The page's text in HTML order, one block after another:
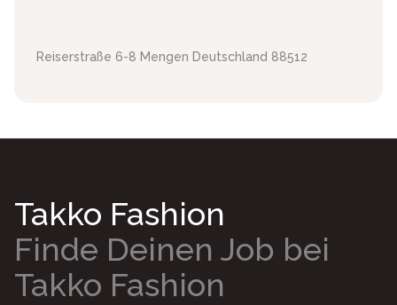
Reiserstraße 6-8 Mengen Deutschland 88512
Takko Fashion
Finde Deinen Job bei
Takko Fashion